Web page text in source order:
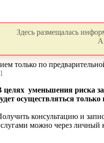
Здесь размещалась
только по
целях уменьшения риска
осуществляться
консультацию и
можно через личный